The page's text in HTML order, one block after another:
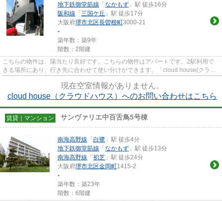
地下鉄御堂筋線 「 なかもず 」駅 徒歩16分
阪和線 「 三国ケ丘 」駅 徒歩17分
大阪府堺市北区長曽根町3000-21
-
築年数：築9年
階数：2階建
こちらの物件は、陽当たり良好です。こちらの物件はアパートです。2駅利用で
きる場所にあり、行き先に合わせて使い分けができます。「cloud house(クラウ
現在空室情報がありません。
cloud house（クラウドハウス）へのお問い合わせはこちら
賃貸｜マンション サンヴァリエ中百舌鳥5号棟
南海高野線 「 白鷺 」駅 徒歩4分
地下鉄御堂筋線 「 なかもず 」駅 徒歩13分
南海高野線 「 初芝 」駅 徒歩24分
大阪府堺市北区金岡町1415-2
-
築年数：築23年
階数：6階建